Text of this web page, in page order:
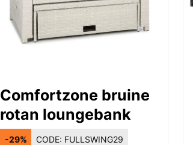
Comfortzone bruine
rotan loungebank
-29% CODE: FULLSWING29